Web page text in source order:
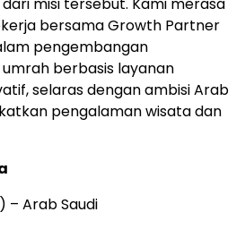
bersama Growth Partner
pengembangan
berbasis layanan
selaras dengan ambisi Arab
pengalaman wisata dan
– Arab Saudi